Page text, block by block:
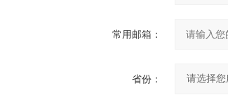
常用邮箱：
省份：